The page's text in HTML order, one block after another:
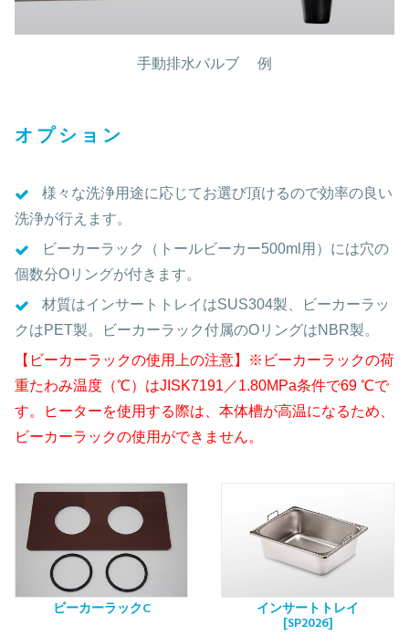
手動排水バルブ 例
オプション
様々な洗浄用途に応じてお選び頂けるので効率の良い
洗浄が行えます。
ビーカーラック（トールビーカー500ml用）には穴の
個数分Oリングが付きます。
材質はインサートトレイはSUS304製、ビーカーラッ
クはPET製。ビーカーラック付属のОリングはNBR製。
【ビーカーラックの使用上の注意】※ビーカーラックの荷
重たわみ温度（℃）はJISK7191／1.80MPa条件で69 ℃で
す。ヒーターを使用する際は、本体槽が高温になるため、
ビーカーラックの使用ができません。
ビーカーラックC インサートトレイ
[SP2026]